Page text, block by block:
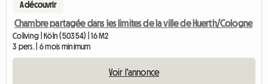
A découvrir
Chambre partagée dans les limites de la ville de Huerth/Cologne
Coliving | Köln (50354) | 16 M2
3 pers. | 6 mois minimum
Voir l'annonce